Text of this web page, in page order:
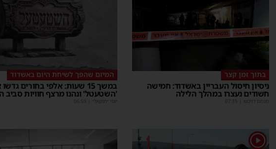
בתוך זמן קצר
ניסיון חיסול העבריין באשדוד: חמישה
חשודים נעצרו במהלך הלילה
מנחם דויטש 07:35
המיזם שהפך לשיחת היום באשדוד
במשך 15 שעות: אלפי בחורים
'השטעטל' ונהנו מרצף חוויות סביב
יוסי יחזקאלי 06:59
1